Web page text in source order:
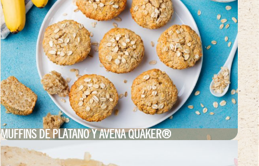
MUFFINS DE PLÁTANO Y AVENA QUAKER®